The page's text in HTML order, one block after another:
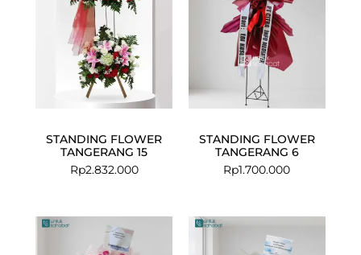
STANDING FLOWER
TANGERANG 15
Rp2.832.000
STANDING FLOWER
TANGERANG 6
Rp1.700.000